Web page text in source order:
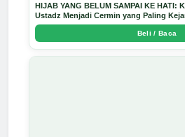
HIJAB YANG BELUM SAMPAI KE HATI:
Ustadz Menjadi Cermin yang Paling
Beli / Baca